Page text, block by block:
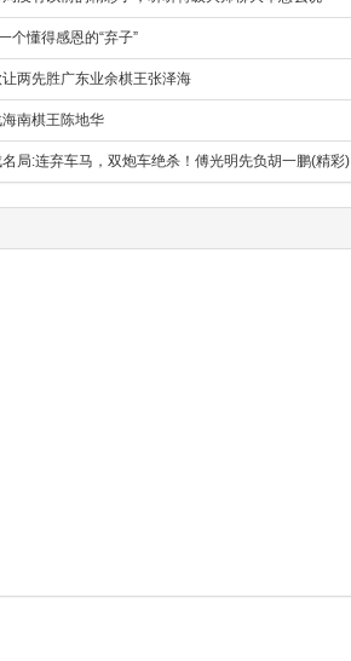
个懂得感恩的“弃子”
两先胜广东业余棋王张泽海
南棋王陈地华
局:连弃车马，双炮车绝杀！傅光明先负胡一鹏(精彩)